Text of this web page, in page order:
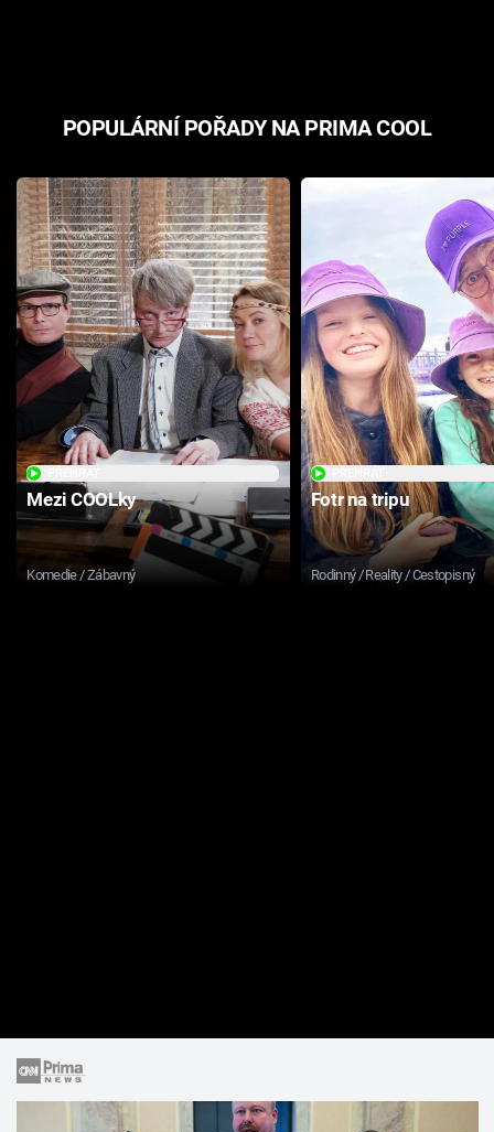
POPULÁRNÍ POŘADY NA PRIMA COOL
Mezi COOLky
Komedie / Zábavný
Fotr na tripu
Rodinný / Reality / Cestopisný